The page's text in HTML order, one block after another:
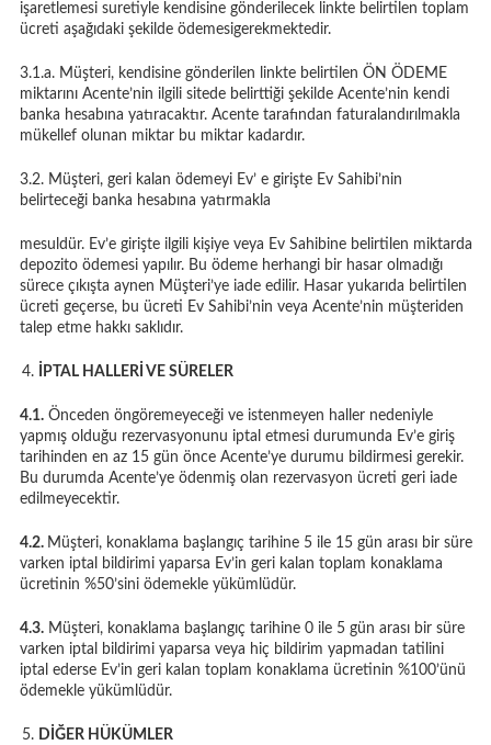
işaretlemesi suretiyle kendisine gönderilecek linkte belirtilen toplam
ücreti aşağıdaki şekilde ödemesigerekmektedir.
3.1.a. Müşteri, kendisine gönderilen linkte belirtilen ÖN ÖDEME
miktarını Acente’nin ilgili sitede belirttiği şekilde Acente’nin kendi
banka hesabına yatıracaktır. Acente tarafından faturalandırılmakla
mükellef olunan miktar bu miktar kadardır.
3.2. Müşteri, geri kalan ödemeyi Ev’ e girişte Ev Sahibi’nin
belirteceği banka hesabına yatırmakla
mesuldür. Ev’e girişte ilgili kişiye veya Ev Sahibine belirtilen miktarda
depozito ödemesi yapılır. Bu ödeme herhangi bir hasar olmadığı
sürece çıkışta aynen Müşteri’ye iade edilir. Hasar yukarıda belirtilen
ücreti geçerse, bu ücreti Ev Sahibi’nin veya Acente’nin müşteriden
talep etme hakkı saklıdır.
İPTAL HALLERİ VE SÜRELER
4.1.Önceden öngöremeyeceği ve istenmeyen haller nedeniyle
yapmış olduğu rezervasyonunu iptal etmesi durumunda Ev’e giriş
tarihinden en az 15 gün önce Acente’ye durumu bildirmesi gerekir.
Bu durumda Acente’ye ödenmiş olan rezervasyon ücreti geri iade
edilmeyecektir.
4.2. Müşteri, konaklama başlangıç tarihine 5 ile 15 gün arası bir süre
varken iptal bildirimi yaparsa Ev’in geri kalan toplam konaklama
ücretinin %50’sini ödemekle yükümlüdür.
4.3.Müşteri, konaklama başlangıç tarihine 0 ile 5 gün arası bir süre
varken iptal bildirimi yaparsa veya hiç bildirim yapmadan tatilini
iptal ederse Ev’in geri kalan toplam konaklama ücretinin %100’ünü
ödemekle yükümlüdür.
DİĞER HÜKÜMLER